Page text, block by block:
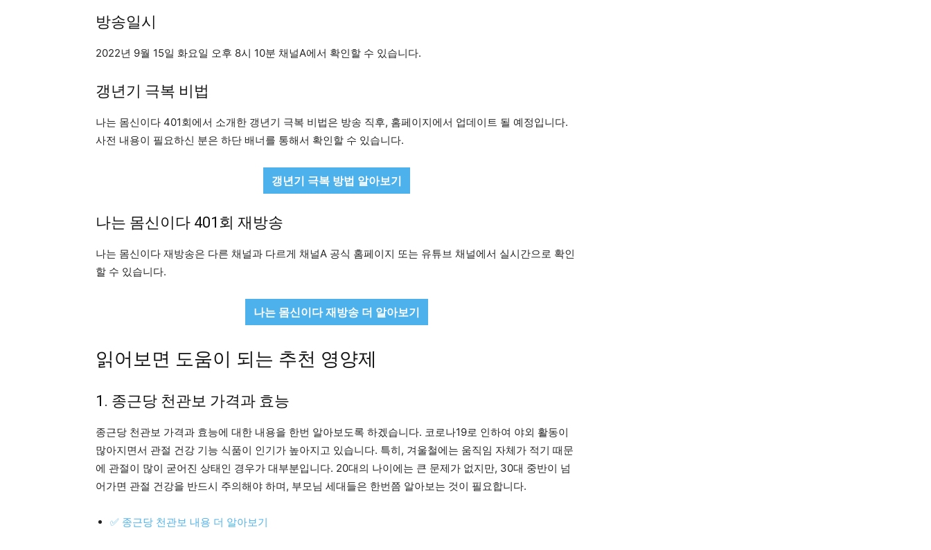
방송일시
2022년 9월 15일 화요일 오후 8시 10분 채널A에서 확인할 수 있습니다.
갱년기 극복 비법
나는 몸신이다 401회에서 소개한 갱년기 극복 비법은 방송 직후, 홈페이지에서 업데이트 될 예정입니다.
사전 내용이 필요하신 분은 하단 배너를 통해서 확인할 수 있습니다.
갱년기 극복 방법 알아보기
나는 몸신이다 401회 재방송
나는 몸신이다 재방송은 다른 채널과 다르게 채널A 공식 홈페이지 또는 유튜브 채널에서 실시간으로 확인
할 수 있습니다.
나는 몸신이다 재방송 더 알아보기
읽어보면 도움이 되는 추천 영양제
1. 종근당 천관보 가격과 효능
종근당 천관보 가격과 효능에 대한 내용을 한번 알아보도록 하겠습니다. 코로나19로 인하여 야외 활동이
많아지면서 관절 건강 기능 식품이 인기가 높아지고 있습니다. 특히, 겨울철에는 움직임 자체가 적기 때문
에 관절이 많이 굳어진 상태인 경우가 대부분입니다. 20대의 나이에는 큰 문제가 없지만, 30대 중반이 넘
어가면 관절 건강을 반드시 주의해야 하며, 부모님 세대들은 한번쯤 알아보는 것이 필요합니다.
✅ 종근당 천관보 내용 더 알아보기